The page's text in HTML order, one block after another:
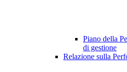
Piano della
di gestione
Relazione sulla